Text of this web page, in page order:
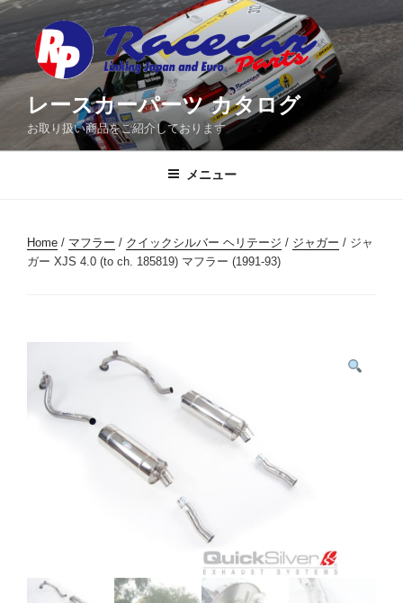
コ
ン
ン
レースカーパーツ カタログ
お取り扱い商品をご紹介しております
メニュー
Home / マフラー / クイックシルバー ヘリテージ / ジャガー / ジャ
ガー XJS 4.0 (to ch. 185819) マフラー (1991-93)